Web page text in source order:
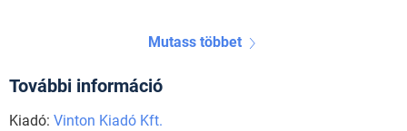
Mutass többet
További információ
Kiadó: Vinton Kiadó Kft.